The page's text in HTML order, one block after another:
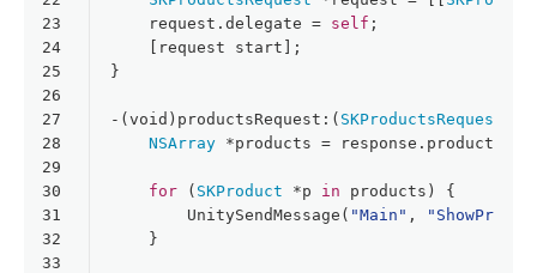
23
24
25
26
27
28
29
30
31
32
33
    request.delegate =
self ;
    [request start];
}
-(void )productsRequest:( SKProductsRequest
NSArray *products = response.products;
for ( SKProduct *p in products) {
        UnitySendMessage(
"Main" ,
    }